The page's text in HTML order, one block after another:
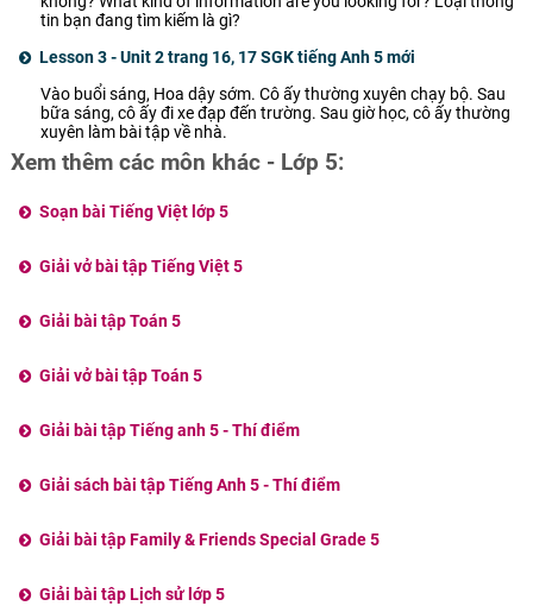
tin bạn đang tìm kiếm là gì?
Lesson 3 - Unit 2 trang 16, 17 SGK tiếng Anh 5 mới
Vào buổi sáng, Hoa dậy sớm. Cô ấy thường xuyên chạy bộ. Sau
bữa sáng, cô ấy đi xe đạp đến trường. Sau giờ học, cô ấy thường
xuyên làm bài tập về nhà.
Xem thêm các môn khác - Lớp 5:
Soạn bài Tiếng Việt lớp 5
Giải vở bài tập Tiếng Việt 5
Giải bài tập Toán 5
Giải vở bài tập Toán 5
Giải bài tập Tiếng anh 5 - Thí điểm
Giải sách bài tập Tiếng Anh 5 - Thí điểm
Giải bài tập Family & Friends Special Grade 5
Giải bài tập Lịch sử lớp 5